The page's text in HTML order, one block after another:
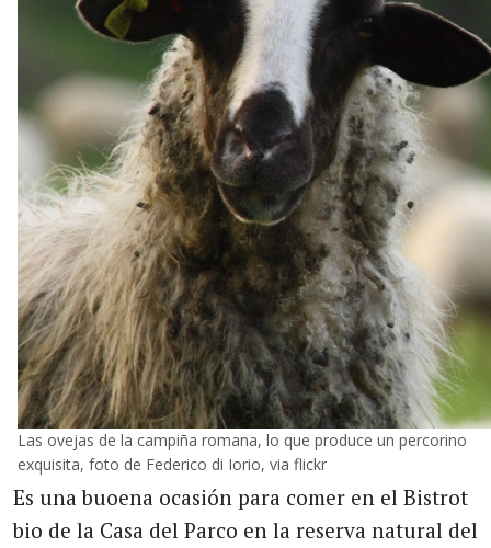
Las ovejas de la campiña romana, lo que produce un percorino
exquisita, foto de Federico di Iorio, via flickr
Es una buoena ocasión para comer en el Bistrot
bio de la Casa del Parco en la reserva natural del